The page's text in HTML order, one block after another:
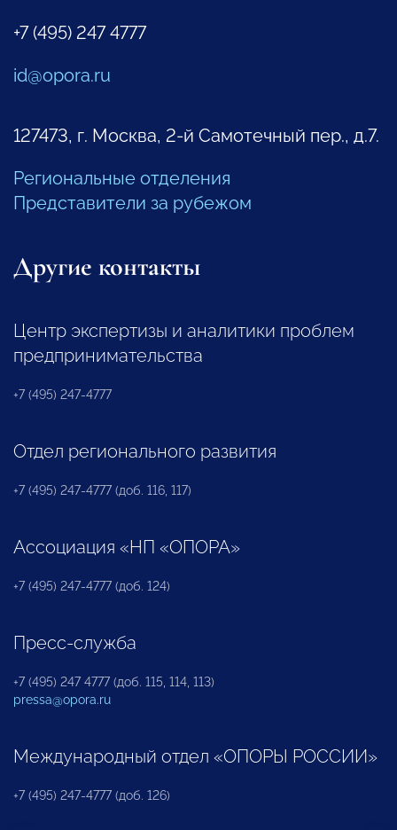
+7 (495) 247 4777
id@opora.ru
127473, г. Москва, 2-й Самотечный пер., д.7.
Региональные отделения
Представители за рубежом
Другие контакты
Центр экспертизы и аналитики проблем
предпринимательства
+7 (495) 247-4777
Отдел регионального развития
+7 (495) 247-4777 (доб. 116, 117)
Ассоциация «НП «ОПОРА»
+7 (495) 247-4777 (доб. 124)
Пресс-служба
+7 (495) 247 4777 (доб. 115, 114, 113)
pressa@opora.ru
Международный отдел «ОПОРЫ РОССИИ»
+7 (495) 247-4777 (доб. 126)